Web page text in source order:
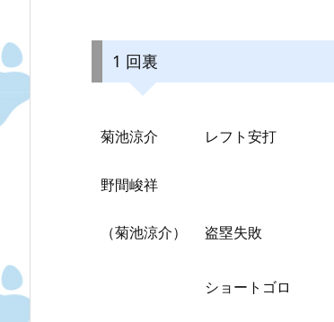
1 回裏
菊池涼介 レフト安打
野間峻祥
（菊池涼介） 盗塁失敗
ショートゴロ